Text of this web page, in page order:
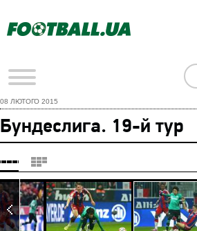
08 ЛЮТОГО 2015
Бундеслига. 19-й тур